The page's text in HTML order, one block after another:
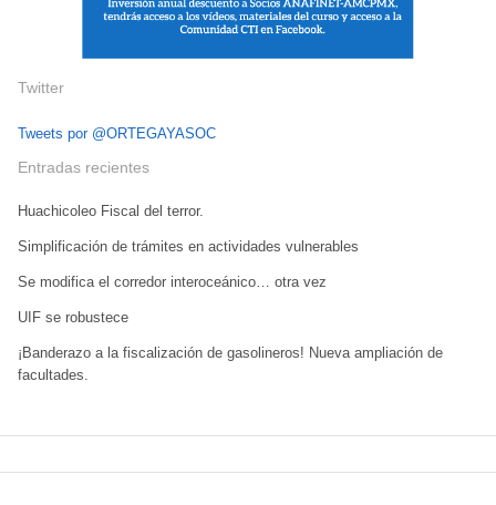
Twitter
Tweets por @ORTEGAYASOC
Entradas recientes
Huachicoleo Fiscal del terror.
Simplificación de trámites en actividades vulnerables
Se modifica el corredor interoceánico… otra vez
UIF se robustece
¡Banderazo a la fiscalización de gasolineros! Nueva ampliación de
facultades.